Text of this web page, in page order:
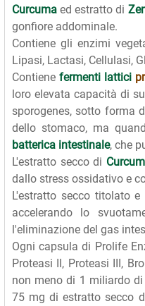
Curcuma ed estratto di
gonfiore addominale.
Contiene gli enzimi
Lipasi, Lactasi, Cellulasi,
Contiene fermenti lattici
loro elevata capacità di
sporogenes, sotto forma
dello stomaco, ma
batterica intestinale, che
L'estratto secco di
dallo stress ossidativo e
L'estratto secco titolato
accelerando lo
l'eliminazione del gas
Ogni capsula di Prolife
Proteasi II, Proteasi III,
non meno di 1 miliardo
75 mg di estratto secco